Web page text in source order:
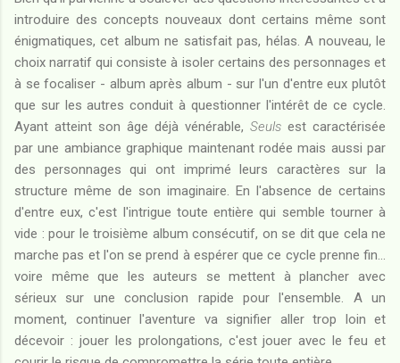
introduire des concepts nouveaux dont certains même sont
énigmatiques, cet album ne satisfait pas, hélas. A nouveau, le
choix narratif qui consiste à isoler certains des personnages et
à se focaliser - album après album - sur l'un d'entre eux plutôt
que sur les autres conduit à questionner l'intérêt de ce cycle.
Ayant atteint son âge déjà vénérable, Seuls est caractérisée
par une ambiance graphique maintenant rodée mais aussi par
des personnages qui ont imprimé leurs caractères sur la
structure même de son imaginaire. En l'absence de certains
d'entre eux, c'est l'intrigue toute entière qui semble tourner à
vide : pour le troisième album consécutif, on se dit que cela ne
marche pas et l'on se prend à espérer que ce cycle prenne fin...
voire même que les auteurs se mettent à plancher avec
sérieux sur une conclusion rapide pour l'ensemble. A un
moment, continuer l'aventure va signifier aller trop loin et
décevoir : jouer les prolongations, c'est jouer avec le feu et